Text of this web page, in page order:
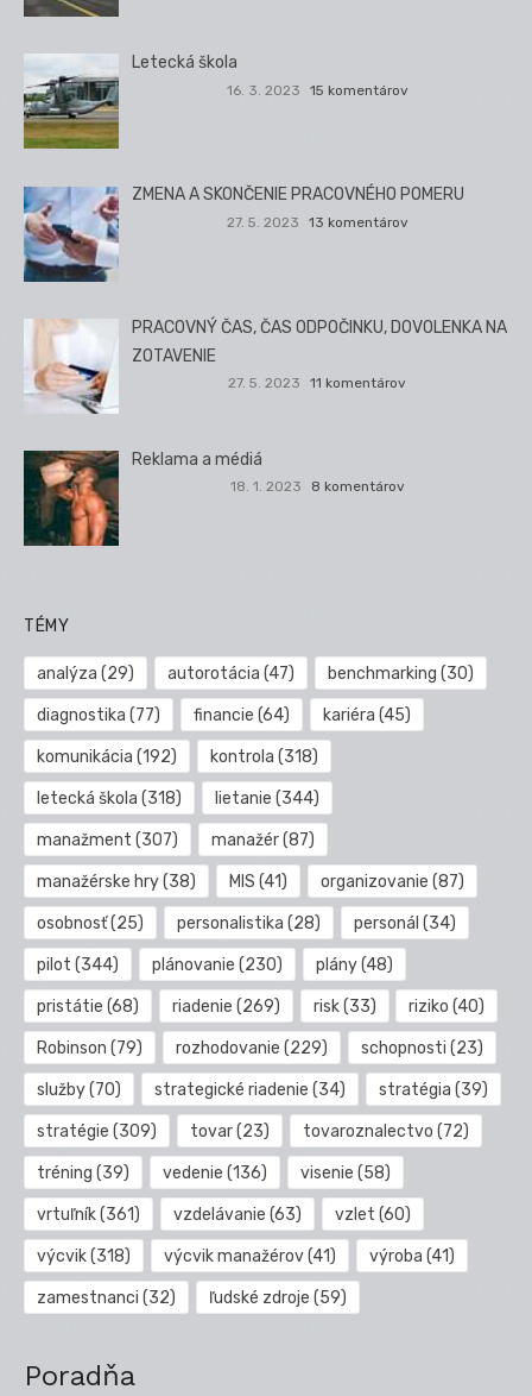
Letecká škola
16. 3. 2023 15 komentárov
ZMENA A SKONČENIE PRACOVNÉHO POMERU
27. 5. 2023 13 komentárov
PRACOVNÝ ČAS, ČAS ODPOČINKU, DOVOLENKA NA
ZOTAVENIE
27. 5. 2023 11 komentárov
Reklama a médiá
18. 1. 2023 8 komentárov
TÉMY
analýza (29) autorotácia (47) benchmarking (30)
diagnostika (77) financie (64) kariéra (45)
komunikácia (192) kontrola (318)
letecká škola (318) lietanie (344)
manažment (307) manažér(87)
manažérske hry(38) MIS (41) organizovanie (87)
osobnosť(25) personalistika (28) personál (34)
pilot (344) plánovanie (230) plány(48)
pristátie (68) riadenie (269) risk(33) riziko (40)
Robinson (79) rozhodovanie (229) schopnosti (23)
služby(70) strategické riadenie (34) stratégia (39)
stratégie (309) tovar(23) tovaroznalectvo (72)
tréning (39) vedenie (136) visenie (58)
vrtuľník(361) vzdelávanie (63) vzlet (60)
výcvik(318) výcvik manažérov(41) výroba (41)
zamestnanci (32) ľudské zdroje (59)
Poradňa